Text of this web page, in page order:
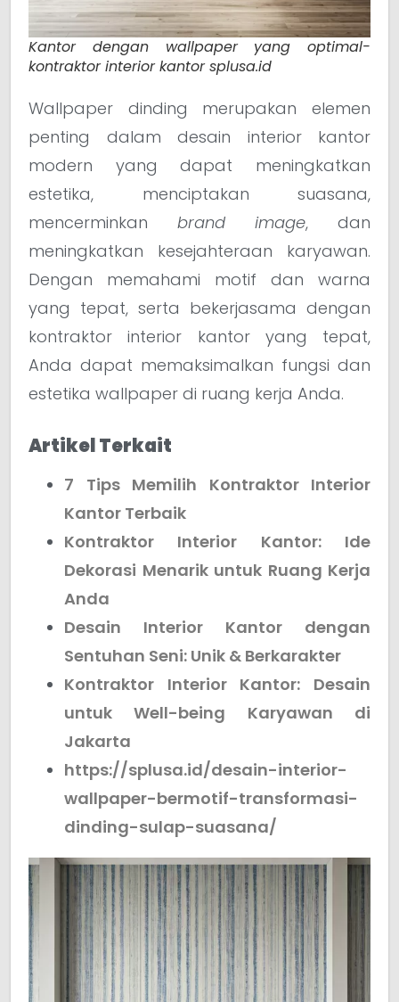
Kantor dengan wallpaper yang optimal-
kontraktor interior kantor splusa.id
Wallpaper dinding merupakan elemen
penting dalam desain interior kantor
modern yang dapat meningkatkan
estetika, menciptakan suasana,
mencerminkan brand image, dan
meningkatkan kesejahteraan karyawan.
Dengan memahami motif dan warna
yang tepat, serta bekerjasama dengan
kontraktor interior kantor yang tepat,
Anda dapat memaksimalkan fungsi dan
estetika wallpaper di ruang kerja Anda.
Artikel Terkait
7 Tips Memilih Kontraktor Interior
Kantor Terbaik
Kontraktor Interior Kantor: Ide
Dekorasi Menarik untuk Ruang Kerja
Anda
Desain Interior Kantor dengan
Sentuhan Seni: Unik & Berkarakter
Kontraktor Interior Kantor: Desain
untuk Well-being Karyawan di
Jakarta
https://splusa.id/desain-interior-
wallpaper-bermotif-transformasi-
dinding-sulap-suasana/